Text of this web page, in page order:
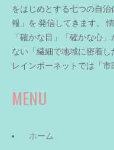
をはじめとする七つの自
報」を 発信してきます。
「確かな目」「確かな心
ない「繊細で地域に密着し
レインボーネットでは「市
MENU
ホーム